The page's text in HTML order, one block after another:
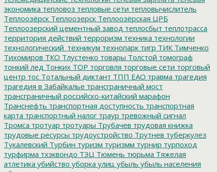
экономика тепловоз тепловые сети тепловычислитель
Теплоозёрск Теплоозерск Теплоозёрская ЦРБ
Теплоозерский цементный завод теплосбыт теплотрасса
территория действий терроризм техника технологии
технологический_техникум технопарк тигр ТИК Тимченко
Тихомиров ТКО Тлустенко товары Толстой томограф
тонкий лед Тонких ТОР торговля торговые сети торговый
центр тос Тотальный диктант ТПП ЕАО травма трагедия
трагедия в Забайкалье трансграничный мост
трансграничный российско-китайский марафон
Транснефть транспортная доступность транспортная
карта транспортный налог траур тревожный сигнал
Тромса тротуар тротуары Трубачев трудовая книжка
трудовые ресурсы трудоустройство Трутнев туберкулез
Тукалевский Турбин туризм туризмм турнир турпоход
турфирма тхэквондо ТЭЦ Тюмень тюрьма Тяжелая
атлетика убийство уборка улиц убыль убыль населения